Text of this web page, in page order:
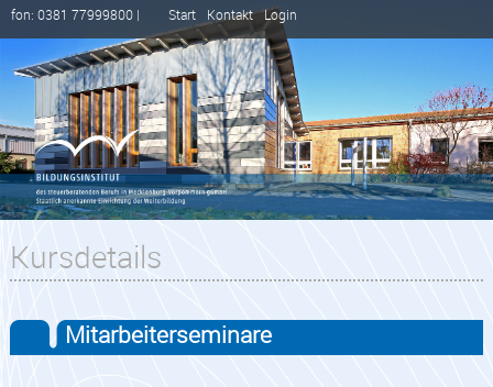
fon: 0381 77999800 | Start Kontakt Login
Kursdetails
Mitarbeiterseminare